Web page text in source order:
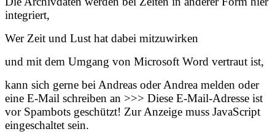
integriert,
Wer Zeit und Lust hat dabei mitzuwirken
und mit dem Umgang von Microsoft Word vertraut ist,
kann sich gerne bei Andreas oder Andrea melden oder
eine E-Mail schreiben an >>> Diese E-Mail-Adresse ist
vor Spambots geschützt! Zur Anzeige muss JavaScript
eingeschaltet sein.